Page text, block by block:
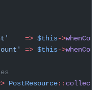
    =>
$this->
=> $this->
PostResource:: collection